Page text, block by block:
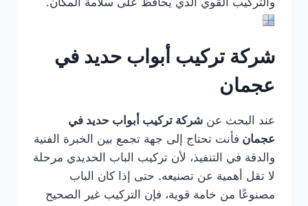
شركة تركيب أبواب حديد في
عجمان
عند البحث عن شركة تركيب أبواب حديد في
عجمان فأنت تحتاج إلى جهة تجمع بين الخبرة الفنية
والدقة في التنفيذ، لأن تركيب الباب الحديدي مرحلة
لا تقل أهمية عن تصنيعه. حتى إذا كان الباب
مصنوعًا من خامة قوية، فإن التركيب غير الصحيح